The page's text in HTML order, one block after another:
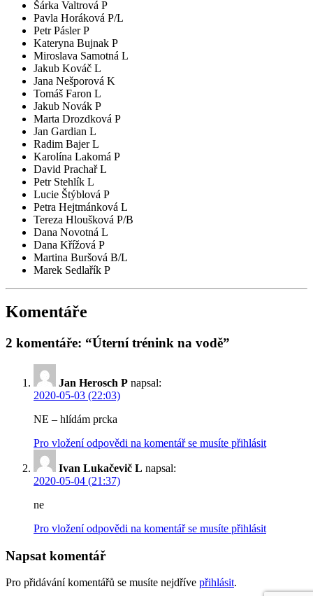
Šárka Valtrová P
Pavla Horáková P/L
Petr Pásler P
Kateryna Bujnak P
Miroslava Samotná L
Jakub Kováč L
Jana Nešporová K
Tomáš Faron L
Jakub Novák P
Marta Drozdková P
Jan Gardian L
Radim Bajer L
Karolína Lakomá P
David Prachař L
Petr Stehlík L
Lucie Štýblová P
Petra Hejtmánková L
Tereza Hloušková P/B
Dana Novotná L
Dana Křížová P
Martina Buršová B/L
Marek Sedlařík P
Komentáře
2 komentáře: “Úterní trénink na vodě”
Jan Herosch P napsal:
2020-05-03 (22:03)
NE – hlídám prcka
Pro vložení odpovědi na komentář se musíte přihlásit
Ivan Lukačevič L napsal:
2020-05-04 (21:37)
ne
Pro vložení odpovědi na komentář se musíte přihlásit
Napsat komentář
Pro přidávání komentářů se musíte nejdříve přihlásit.